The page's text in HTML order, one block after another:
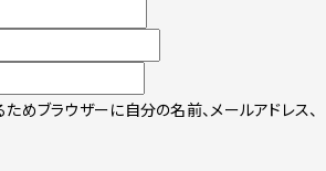
めブラウザーに自分の名前、メールアドレス、